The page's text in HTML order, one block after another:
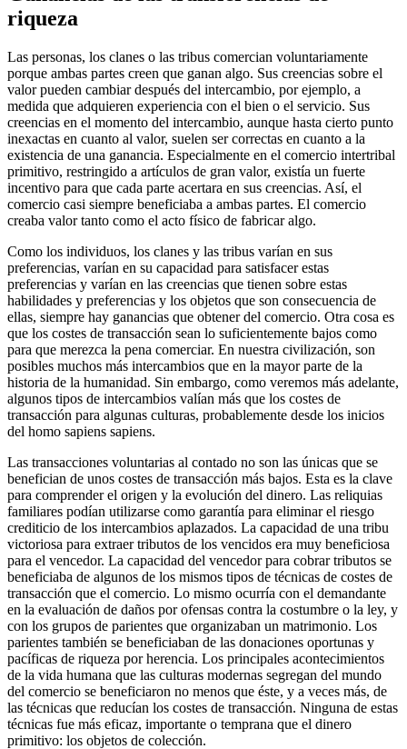
riqueza
Las personas, los clanes o las tribus comercian voluntariamente
porque ambas partes creen que ganan algo. Sus creencias sobre el
valor pueden cambiar después del intercambio, por ejemplo, a
medida que adquieren experiencia con el bien o el servicio. Sus
creencias en el momento del intercambio, aunque hasta cierto punto
inexactas en cuanto al valor, suelen ser correctas en cuanto a la
existencia de una ganancia. Especialmente en el comercio intertribal
primitivo, restringido a artículos de gran valor, existía un fuerte
incentivo para que cada parte acertara en sus creencias. Así, el
comercio casi siempre beneficiaba a ambas partes. El comercio
creaba valor tanto como el acto físico de fabricar algo.
Como los individuos, los clanes y las tribus varían en sus
preferencias, varían en su capacidad para satisfacer estas
preferencias y varían en las creencias que tienen sobre estas
habilidades y preferencias y los objetos que son consecuencia de
ellas, siempre hay ganancias que obtener del comercio. Otra cosa es
que los costes de transacción sean lo suficientemente bajos como
para que merezca la pena comerciar. En nuestra civilización, son
posibles muchos más intercambios que en la mayor parte de la
historia de la humanidad. Sin embargo, como veremos más adelante,
algunos tipos de intercambios valían más que los costes de
transacción para algunas culturas, probablemente desde los inicios
del homo sapiens sapiens.
Las transacciones voluntarias al contado no son las únicas que se
benefician de unos costes de transacción más bajos. Esta es la clave
para comprender el origen y la evolución del dinero. Las reliquias
familiares podían utilizarse como garantía para eliminar el riesgo
crediticio de los intercambios aplazados. La capacidad de una tribu
victoriosa para extraer tributos de los vencidos era muy beneficiosa
para el vencedor. La capacidad del vencedor para cobrar tributos se
beneficiaba de algunos de los mismos tipos de técnicas de costes de
transacción que el comercio. Lo mismo ocurría con el demandante
en la evaluación de daños por ofensas contra la costumbre o la ley, y
con los grupos de parientes que organizaban un matrimonio. Los
parientes también se beneficiaban de las donaciones oportunas y
pacíficas de riqueza por herencia. Los principales acontecimientos
de la vida humana que las culturas modernas segregan del mundo
del comercio se beneficiaron no menos que éste, y a veces más, de
las técnicas que reducían los costes de transacción. Ninguna de estas
técnicas fue más eficaz, importante o temprana que el dinero
primitivo: los objetos de colección.